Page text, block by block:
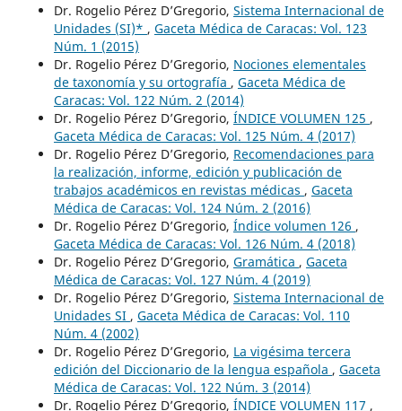
Dr. Rogelio Pérez D’Gregorio, Sistema Internacional de
Unidades (SI)* , Gaceta Médica de Caracas: Vol. 123
Núm. 1 (2015)
Dr. Rogelio Pérez D’Gregorio, Nociones elementales
de taxonomía y su ortografía , Gaceta Médica de
Caracas: Vol. 122 Núm. 2 (2014)
Dr. Rogelio Pérez D’Gregorio, ÍNDICE VOLUMEN 125 ,
Gaceta Médica de Caracas: Vol. 125 Núm. 4 (2017)
Dr. Rogelio Pérez D’Gregorio, Recomendaciones para
la realización, informe, edición y publicación de
trabajos académicos en revistas médicas , Gaceta
Médica de Caracas: Vol. 124 Núm. 2 (2016)
Dr. Rogelio Pérez D’Gregorio, Índice volumen 126 ,
Gaceta Médica de Caracas: Vol. 126 Núm. 4 (2018)
Dr. Rogelio Pérez D’Gregorio, Gramática , Gaceta
Médica de Caracas: Vol. 127 Núm. 4 (2019)
Dr. Rogelio Pérez D’Gregorio, Sistema Internacional de
Unidades SI , Gaceta Médica de Caracas: Vol. 110
Núm. 4 (2002)
Dr. Rogelio Pérez D’Gregorio, La vigésima tercera
edición del Diccionario de la lengua española , Gaceta
Médica de Caracas: Vol. 122 Núm. 3 (2014)
Dr. Rogelio Pérez D’Gregorio, ÍNDICE VOLUMEN 117 ,